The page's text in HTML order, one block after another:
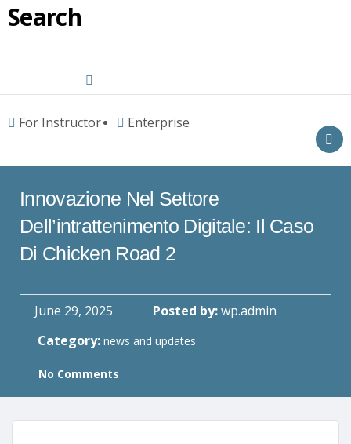
Search
For Instructor Enterprise
Innovazione Nel Settore
Dell’intrattenimento Digitale: Il Caso
Di Chicken Road 2
June 29, 2025 Posted by:wp.admin
Category: news and updates
No Comments